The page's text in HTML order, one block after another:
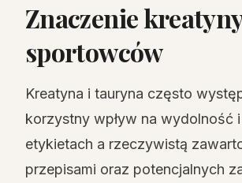
Znaczenie
sportowców
Kreatyna i tauryna często
korzystny wpływ na wydolność
etykietach a rzeczywistą
przepisami oraz potencjalnych